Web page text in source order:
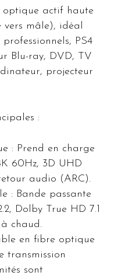
actif haute
mâle), idéal
PS4
Blu-ray, DVD, TV
projecteur
:
: Prend en charge
60Hz, 3D UHD
audio (ARC).
: Bande passante
Dolby True HD 7.1
chaud.
en fibre optique
transmission
sont